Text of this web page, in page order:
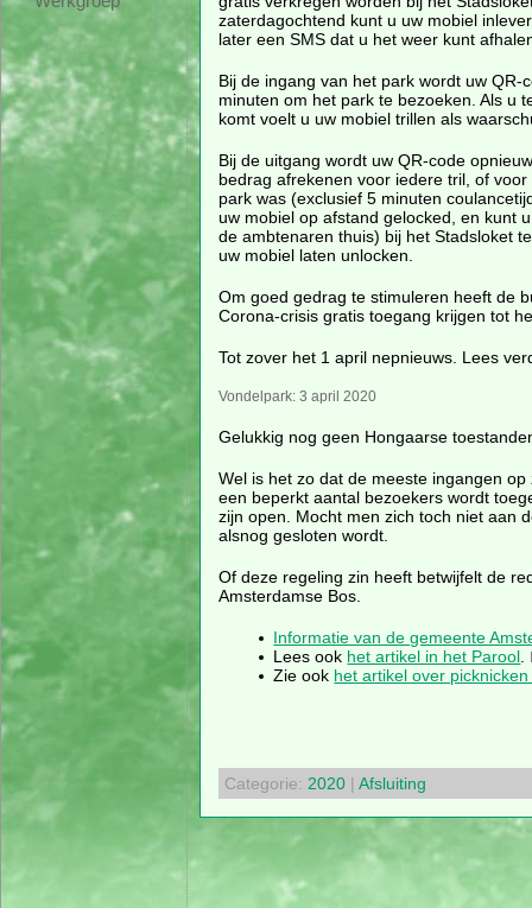
zaterdagochtend kunt u uw mobiel
later een SMS dat u het weer kunt
Bij de ingang van het park wordt uw QR-
minuten om het park te bezoeken. Als u
komt voelt u uw mobiel trillen als
Bij de uitgang wordt uw QR-code
bedrag afrekenen voor iedere tril, of
park was (exclusief 5 minuten
uw mobiel op afstand gelocked, en kunt
de ambtenaren thuis) bij het Stadsloket
uw mobiel laten unlocken.
Om goed gedrag te stimuleren heeft de
Corona-crisis gratis toegang krijgen tot
Tot zover het 1 april nepnieuws. Lees
Vondelpark: 3 april 2020
Gelukkig nog geen Hongaarse
Wel is het zo dat de meeste ingangen
een beperkt aantal bezoekers wordt
zijn open. Mocht men zich toch niet aan
alsnog gesloten wordt.
Of deze regeling zin heeft betwijfelt de
Amsterdamse Bos.
Informatie van de gemeente
Lees ook het artikel in het Parool
Zie ook het artikel over
Categorie: 2020| Afsluiting